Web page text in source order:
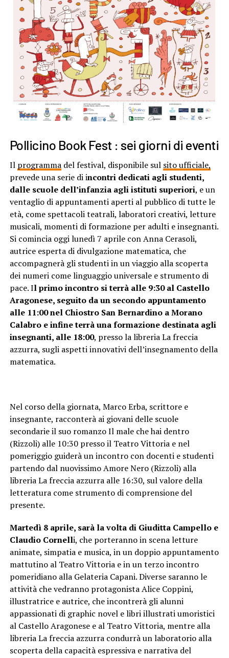
Pollicino Book Fest : sei giorni di eventi
Il programmadel festival, disponibile sul sito ufficiale,
prevede una serie di incontri dedicati agli studenti,
dalle scuole dell’infanzia agli istituti superiori, e un
ventaglio di appuntamenti aperti al pubblico di tutte le
età, come spettacoli teatrali, laboratori creativi, letture
musicali, momenti di formazione per adulti e insegnanti.
Si comincia oggi lunedì 7 aprile con Anna Cerasoli,
autrice esperta di divulgazione matematica, che
accompagnerà gli studenti in un viaggio alla scoperta
dei numeri come linguaggio universale e strumento di
pace. Il primo incontro si terrà alle 9:30 al Castello
Aragonese, seguito da un secondo appuntamento
alle 11:00 nel Chiostro San Bernardino a Morano
Calabro e infine terrà una formazione destinata agli
insegnanti, alle 18:00, presso la libreria La freccia
azzurra, sugli aspetti innovativi dell’insegnamento della
matematica.
Nel corso della giornata, Marco Erba, scrittore e
insegnante, racconterà ai giovani delle scuole
secondarie il suo romanzo Il male che hai dentro
(Rizzoli) alle 10:30 presso il Teatro Vittoria e nel
pomeriggio guiderà un incontro con docenti e studenti
partendo dal nuovissimo Amore Nero (Rizzoli) alla
libreria La freccia azzurra alle 16:30, sul valore della
letteratura come strumento di comprensione del
presente.
Martedì 8 aprile, sarà la volta di Giuditta Campello e
Claudio Cornelli, che porteranno in scena letture
animate, simpatia e musica, in un doppio appuntamento
mattutino al Teatro Vittoria e in un terzo incontro
pomeridiano alla Gelateria Capani. Diverse saranno le
attività che vedranno protagonista Alice Coppini,
illustratrice e autrice, che incontrerà gli alunni
appassionati di graphic novel e libri illustrati umoristici
al Castello Aragonese e al Teatro Vittoria, mentre alla
libreria La freccia azzurra condurrà un laboratorio alla
scoperta della capacità espressiva e narrativa del